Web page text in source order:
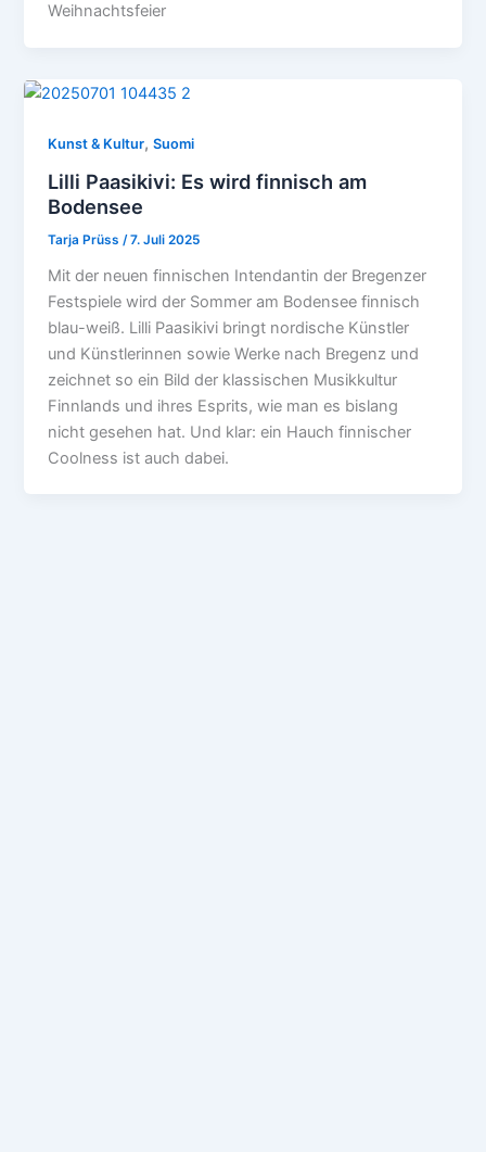
Weihnachtsfeier
Kunst & Kultur,Suomi
Lilli Paasikivi: Es wird finnisch am
Bodensee
Tarja Prüss /7. Juli 2025
Mit der neuen finnischen Intendantin der Bregenzer
Festspiele wird der Sommer am Bodensee finnisch
blau-weiß. Lilli Paasikivi bringt nordische Künstler
und Künstlerinnen sowie Werke nach Bregenz und
zeichnet so ein Bild der klassischen Musikkultur
Finnlands und ihres Esprits, wie man es bislang
nicht gesehen hat. Und klar: ein Hauch finnischer
Coolness ist auch dabei.